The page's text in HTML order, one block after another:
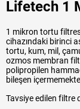
Lifetech 1
1 mikron tortu
cihazındaki birinci
tortu, kum, mil,
ozmos membran
polipropilen
bileşen
Tavsiye edilen filtre